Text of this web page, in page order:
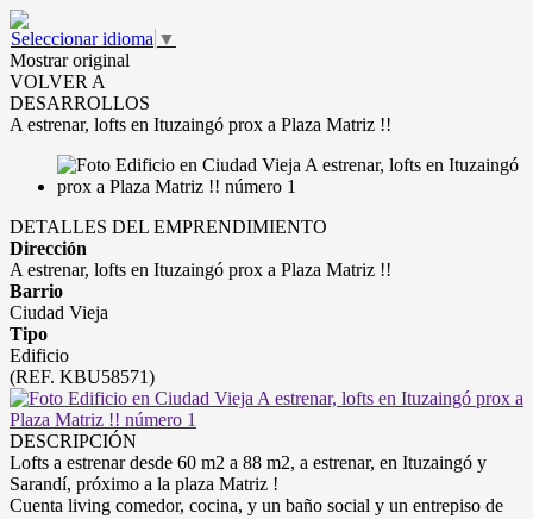
Seleccionar idioma ▼
Mostrar original
VOLVER A
DESARROLLOS
A estrenar, lofts en Ituzaingó prox a Plaza Matriz !!
DETALLES DEL EMPRENDIMIENTO
Dirección
A estrenar, lofts en Ituzaingó prox a Plaza Matriz !!
Barrio
Ciudad Vieja
Tipo
Edificio
(REF. KBU58571)
DESCRIPCIÓN
Lofts a estrenar desde 60 m2 a 88 m2, a estrenar, en Ituzaingó y
Sarandí, próximo a la plaza Matriz !
Cuenta living comedor, cocina, y un baño social y un entrepiso de